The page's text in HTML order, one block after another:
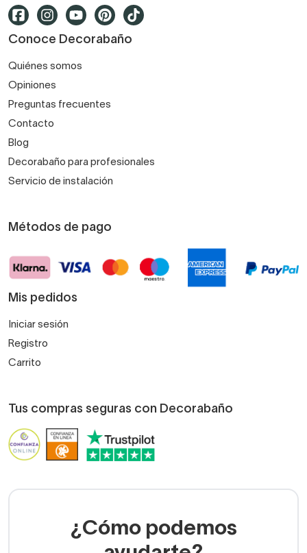
Conoce Decorabaño
Quiénes somos
Opiniones
Preguntas frecuentes
Contacto
Blog
Decorabaño para profesionales
Servicio de instalación
Métodos de pago
Mis pedidos
Iniciar sesión
Registro
Carrito
Tus compras seguras con Decorabaño
¿Cómo podemos